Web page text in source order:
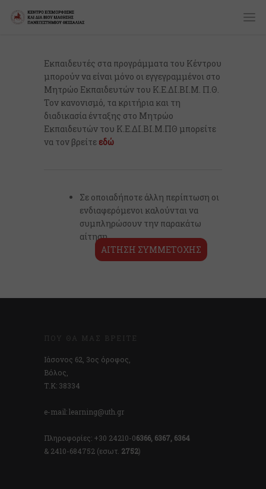
Εκπαιδευτές στα προγράμματα του Κέντρου
μπορούν να είναι μόνο οι εγγεγραμμένοι στο
Μητρώο Εκπαιδευτών του Κ.Ε.ΔΙ.ΒΙ.Μ. Π.Θ.
Τον κανονισμό, τα κριτήρια και τη
διαδικασία ένταξης στο Μητρώο
Εκπαιδευτών του Κ.Ε.ΔΙ.ΒΙ.Μ.ΠΘ μπορείτε
να τον βρείτε εδώ
Σε οποιαδήποτε άλλη περίπτωση οι
ενδιαφερόμενοι καλούνται να
συμπληρώσουν την παρακάτω
αίτηση
ΑΙΤΗΣΗ ΣΥΜΜΕΤΟΧΗΣ
ΠΟΎ ΘΑ ΜΑΣ ΒΡΕΊΤΕ
Ιάσονος 62, 3ος όροφος,
Βόλος,
Τ.Κ: 38334
e-mail: learning@uth.gr
Πληροφορίες: +30 24210-06366, 6367, 6364
& 2410-684752 (εσωτ. 2752)